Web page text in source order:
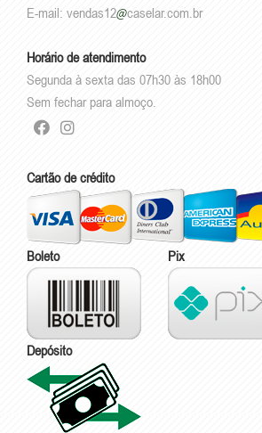
E-mail: vendas12 caselar.com.br
Horário de atendimento
Segunda à sexta das 07h30 às 18h00
Sem fechar para almoço.
Cartão de crédito
Boleto Pix
Depósito